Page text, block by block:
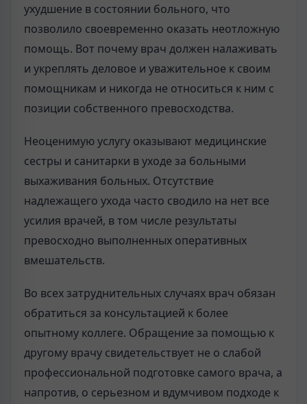
ухудшение в состоянии больного, что
позволило своевременно оказать неотложную
помощь. Вот почему врач должен налаживать
и укреплять деловое и уважительное к своим
помощникам и никогда не относиться к ним с
позиции собственного превосходства.
Неоценимую услугу оказывают медицинские
сестры и санитарки в уходе за больными
выхаживания больных. Отсутствие
надлежащего ухода часто сводило на нет все
усилия врачей, в том числе результаты
превосходно выполненных оперативных
вмешательств.
Во всех затруднительных случаях врач обязан
обратиться за консультацией к более
опытному коллеге. Обращение за помощью к
другому врачу свидетельствует не о слабой
профессиональной подготовке самого врача, а
напротив, о серьезном и вдумчивом подходе к